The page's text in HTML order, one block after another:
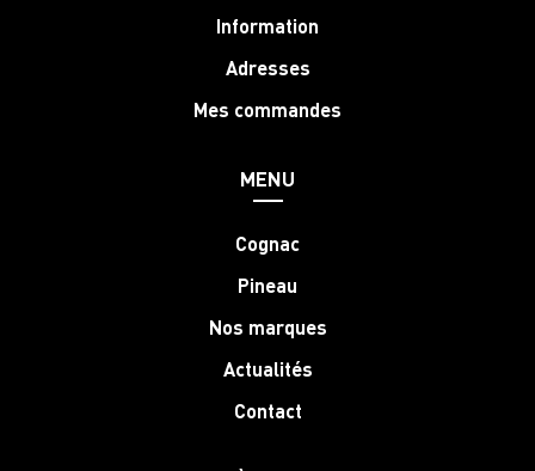
Information
Adresses
Mes commandes
MENU
Cognac
Pineau
Nos marques
Actualités
Contact